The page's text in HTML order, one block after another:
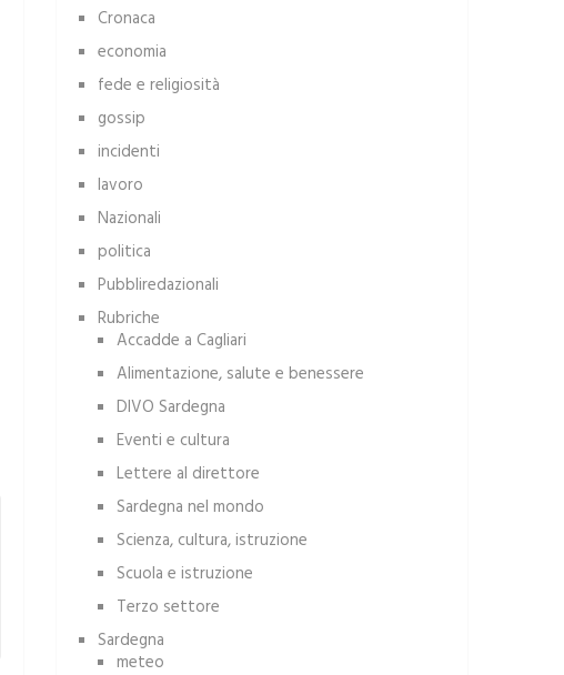
Cronaca
economia
fede e religiosità
gossip
incidenti
lavoro
Nazionali
politica
Pubbliredazionali
Rubriche
Accadde a Cagliari
Alimentazione, salute e benessere
DIVO Sardegna
Eventi e cultura
Lettere al direttore
Sardegna nel mondo
Scienza, cultura, istruzione
Scuola e istruzione
Terzo settore
Sardegna
meteo